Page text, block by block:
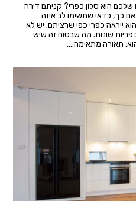
הוא סלון כפרי? קניתם דירה
כך, כדאי שתשימו לב איזה
ייראה כפרי כפי שרציתם. יש לא
שונות. מה שבטוח זה שיש
תאורה מתאימה....